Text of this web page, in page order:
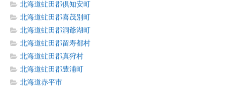
北海道虻田郡倶知安町
北海道虻田郡喜茂別町
北海道虻田郡洞爺湖町
北海道虻田郡留寿都村
北海道虻田郡真狩村
北海道虻田郡豊浦町
北海道赤平市